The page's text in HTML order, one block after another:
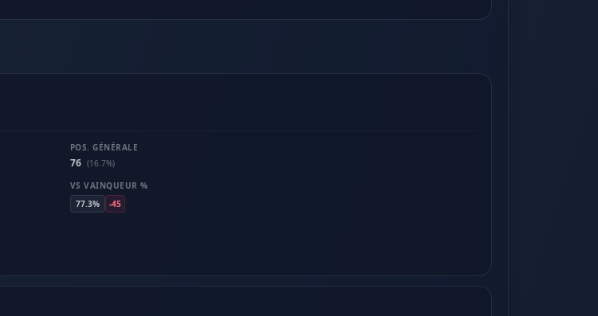
POS. GÉNÉRALE
76 (16.7%)
VS VAINQUEUR %
77.3%
-45